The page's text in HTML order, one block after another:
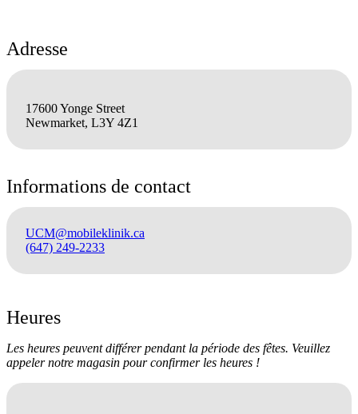
Adresse
17600 Yonge Street
Newmarket, L3Y 4Z1
Informations de contact
UCM@mobileklinik.ca
(647) 249-2233
Heures
Les heures peuvent différer pendant la période des fêtes. Veuillez
appeler notre magasin pour confirmer les heures !